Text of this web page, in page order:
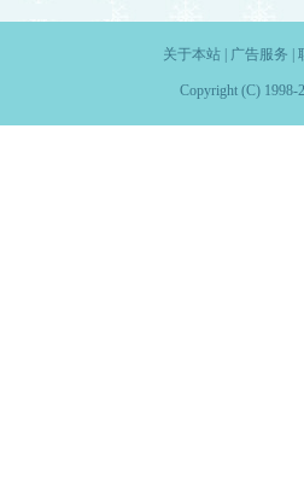
关于本站| 广告服务
Copyright (C) 1998-